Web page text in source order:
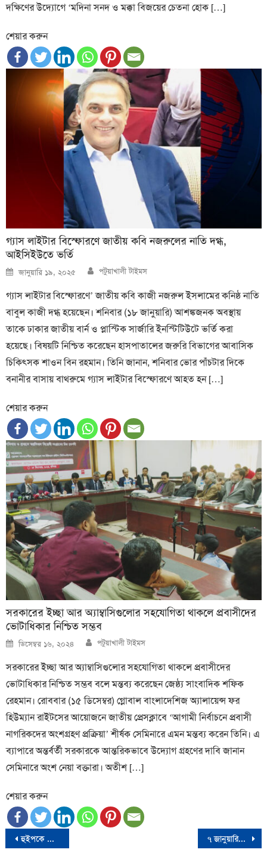
দক্ষিণের উদ্যোগে ‘মদিনা সনদ ও মক্কা বিজয়ের চেতনা হোক […]
শেয়ার করুন
গ্যাস লাইটার বিস্ফোরণে জাতীয় কবি নজরুলের নাতি দগ্ধ,
আইসিইউতে ভর্তি
Posted
on
জানুয়ারি ১৯, ২০২৫ Author
পটুয়াখালী টাইমস
গ্যাস লাইটার বিস্ফোরণে’ জাতীয় কবি কাজী নজরুল ইসলামের কনিষ্ঠ নাতি
বাবুল কাজী দগ্ধ হয়েছেন। শনিবার (১৮ জানুয়ারি) আশঙ্কজনক অবস্থায়
তাকে ঢাকার জাতীয় বার্ন ও প্লাস্টিক সার্জারি ইনস্টিটিউটে ভর্তি করা
হয়েছে। বিষয়টি নিশ্চিত করেছেন হাসপাতালের জরুরি বিভাগের আবাসিক
চিকিৎসক শাওন বিন রহমান। তিনি জানান, শনিবার ভোর পাঁচটার দিকে
বনানীর বাসায় বাথরুমে গ্যাস লাইটার বিস্ফোরণে আহত হন […]
শেয়ার করুন
সরকারের ইচ্ছা আর অ্যাম্বাসিগুলোর সহযোগিতা থাকলে প্রবাসীদের
ভোটাধিকার নিশ্চিত সম্ভব
Posted
on
ডিসেম্বর ১৬, ২০২৪ Author
পটুয়াখালী টাইমস
সরকারের ইচ্ছা আর অ্যাম্বাসিগুলোর সহযোগিতা থাকলে প্রবাসীদের
ভোটাধিকার নিশ্চিত সম্ভব বলে মন্তব্য করেছেন জেষ্ঠ্য সাংবাদিক শফিক
রেহমান। রোববার (১৫ ডিসেম্বর) গ্লোবাল বাংলাদেশিজ অ্যালায়েন্স ফর
হিউম্যান রাইটসের আয়োজনে জাতীয় প্রেসক্লাবে ‘আগামী নির্বাচনে প্রবাসী
নাগরিকদের অংশগ্রহণ প্রক্রিয়া’ শীর্ষক সেমিনারে এমন মন্তব্য করেন তিনি। এ
ব্যাপারে অন্তর্বর্তী সরকারকে আন্তরিকভাবে উদ্যোগ গ্রহণের দাবি জানান
সেমিনারে অংশ নেয়া বক্তারা। অতীশ […]
শেয়ার করুন
Post
হুইপকে জুতা নিক্ষেপ ৭ জানুয়ারির নির্বাচন রুখে দেয়ার আহ্বান বিএনপির